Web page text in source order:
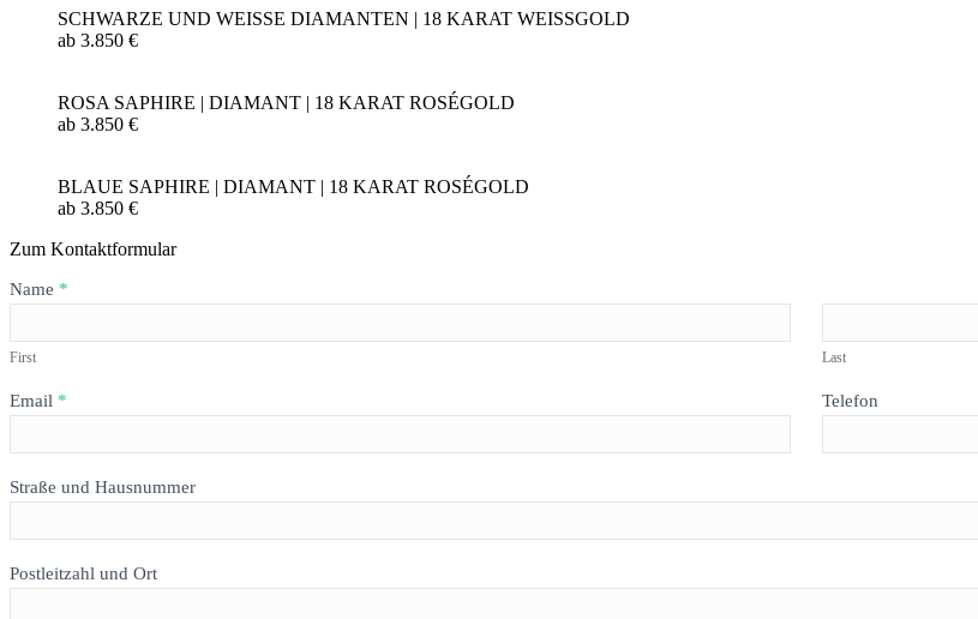
SCHWARZE UND WEISSE DIAMANTEN | 18 KARAT WEISSGOLD
ab 3.850 €
ROSA SAPHIRE | DIAMANT | 18 KARAT ROSÉGOLD
ab 3.850 €
BLAUE SAPHIRE | DIAMANT | 18 KARAT ROSÉGOLD
ab 3.850 €
Zum Kontaktformular
Formular
HAPPY
Name *
First Last
Email * Telefon
Straße und Hausnummer
Postleitzahl und Ort